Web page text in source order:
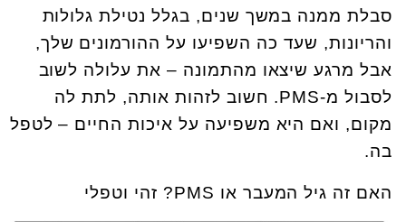
סבלת ממנה במשך שנים, בגלל נטילת גלולות
והריונות, שעד כה השפיעו על ההורמונים שלך,
אבל מרגע שיצאו מהתמונה – את עלולה לשוב
לסבול מ-PMS. חשוב לזהות אותה, לתת לה
מקום, ואם היא משפיעה על איכות החיים – לטפל
בה.
האם זה גיל המעבר או PMS? זהי וטפלי